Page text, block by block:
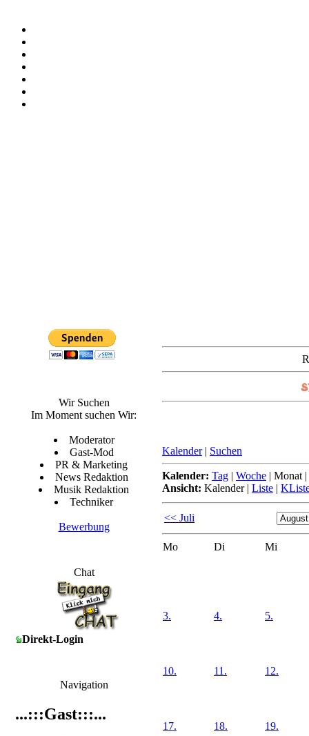
Wir Suchen
Im Moment suchen Wir:
Moderator
Gast-Mod
PR & Marketing
News Redaktion
Musik Redaktion
Techniker
Bewerbung
Chat
Direkt-Login
Navigation
...:::Gast:::...
Kalender | Suchen
Kalender: Tag | Woche | Monat |
Ansicht: Kalender| Liste |
<< Juli
Mo Di Mi
3. 4. 5.
10. 11. 12.
17. 18. 19.